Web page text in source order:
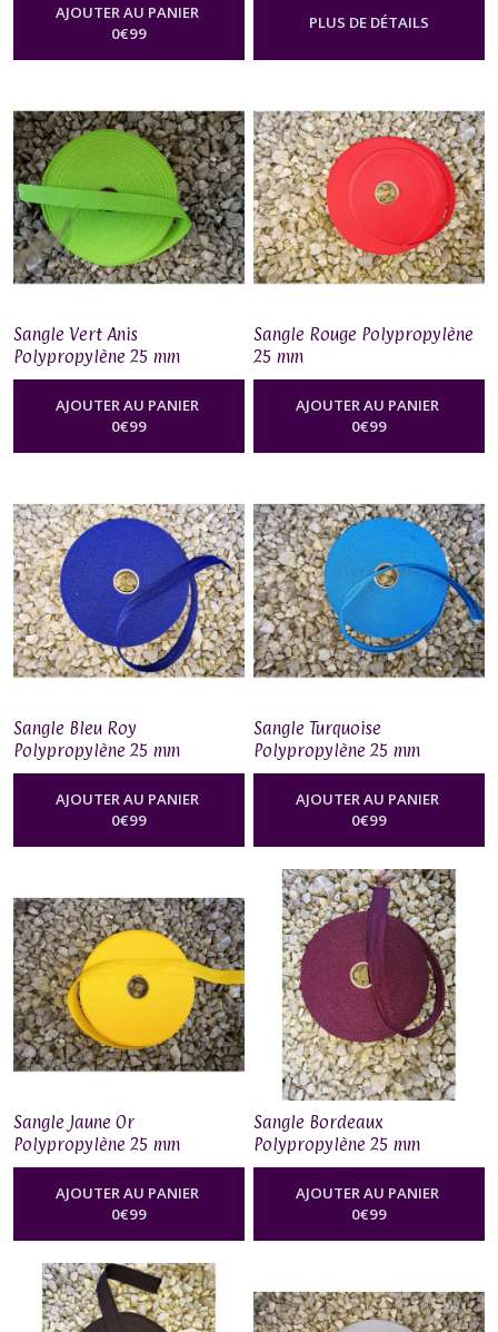
AJOUTER AU PANIER
0€99
PLUS DE DÉTAILS
Sangle Vert Anis
Polypropylène 25 mm
AJOUTER AU PANIER
0€99
Sangle Rouge Polypropylène
25 mm
AJOUTER AU PANIER
0€99
Sangle Bleu Roy
Polypropylène 25 mm
AJOUTER AU PANIER
0€99
Sangle Turquoise
Polypropylène 25 mm
AJOUTER AU PANIER
0€99
Sangle Jaune Or
Polypropylène 25 mm
AJOUTER AU PANIER
0€99
Sangle Bordeaux
Polypropylène 25 mm
AJOUTER AU PANIER
0€99